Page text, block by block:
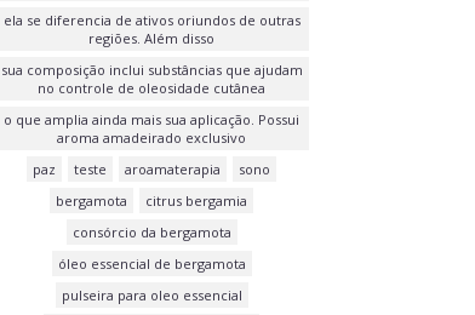
ela se diferencia de ativos oriundos de outras
regiões. Além disso
sua composição inclui substâncias que ajudam
no controle de oleosidade cutânea
o que amplia ainda mais sua aplicação. Possui
aroma amadeirado exclusivo
paz
teste aroamaterapia
sono
bergamota
citrus bergamia
consórcio da bergamota
óleo essencial de bergamota
pulseira para oleo essencial